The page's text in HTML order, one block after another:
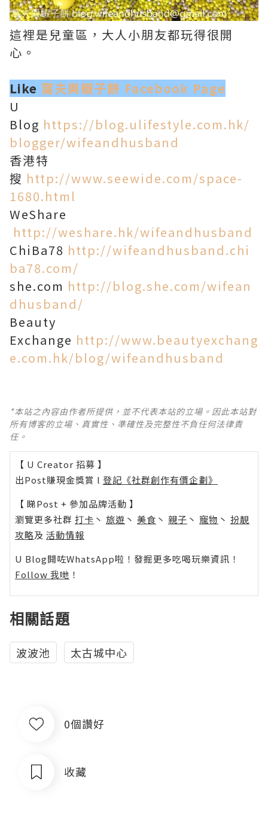
這裡是兒童區，大人小朋友都玩得很開
心。
Like 窩夫與蝦子餅 Facebook Page
U
Blog https://blog.ulifestyle.com.hk/
blogger/wifeandhusband
香港特
搜 http://www.seewide.com/space-
1680.html
WeShare
http://weshare.hk/wifeandhusband
ChiBa78 http://wifeandhusband.chi
ba78.com/
she.com http://blog.she.com/wifean
dhusband/
Beauty
Exchange http://www.beautyexchang
e.com.hk/blog/wifeandhusband
*本站之內容由作者所提供，並不代表本站的立場。因此本站對
所有博客的立場、真實性、準確性及完整性不負任何法律責
任。
【 U Creator 招募 】
出Post賺現金獎賞 l 登記《社群創作有價企劃》
【 睇Post + 參加品牌活動 】
瀏覽更多社群 打卡 丶 旅遊 丶 美食 丶 親子 丶 寵物 丶 扮靚
攻略及 活動情報
U Blog開咗WhatsApp啦！發掘更多吃喝玩樂資訊！
Follow 我哋 ！
相關話題
波波池 太古城中心
0個讚好
收藏